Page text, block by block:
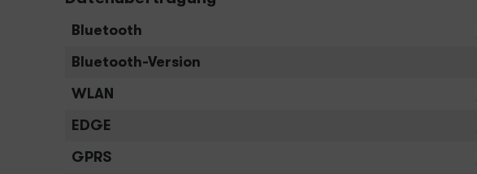
Bluetooth
Bluetooth-Version
WLAN
EDGE
GPRS